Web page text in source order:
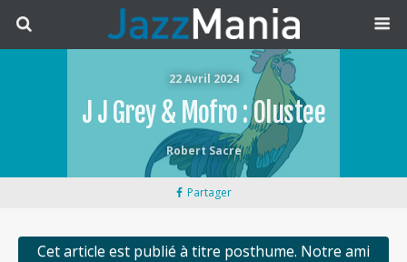
22 Avril 2024
J J Grey & Mofro : Olustee
Robert Sacre
Partager
Cet article est publié à titre posthume. Notre ami